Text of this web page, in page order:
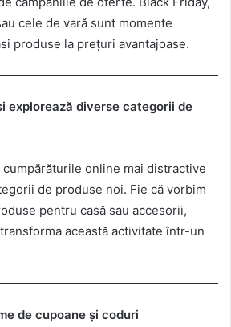
cele de vară sunt momente
produse la prețuri avantajoase.
explorează diverse categorii de
cumpărăturile online mai distractive
de produse noi. Fie că vorbim
pentru casă sau accesorii,
această activitate într-un
de cupoane și coduri